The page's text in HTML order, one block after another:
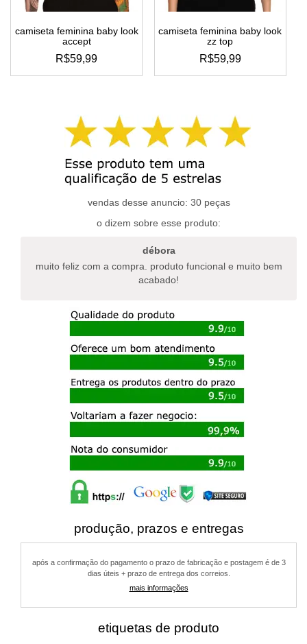
produto
produto
camiseta feminina baby look
accept
R$59,99
este
várias
variantes.
as
opções
podem
escolhidas
página
camiseta feminina baby look
zz top
R$59,99
este
várias
variantes.
as
podem
escolhidas
página
vendas desse anuncio: 30 peças
o dizem sobre esse produto:
débora
muito feliz com a compra. produto funcional e muito bem
acabado!
produção, prazos e entregas
após a confirmação do pagamento o prazo de fabricação e postagem é de 3
dias úteis + prazo de entrega dos correios.
mais informações
etiquetas de produto